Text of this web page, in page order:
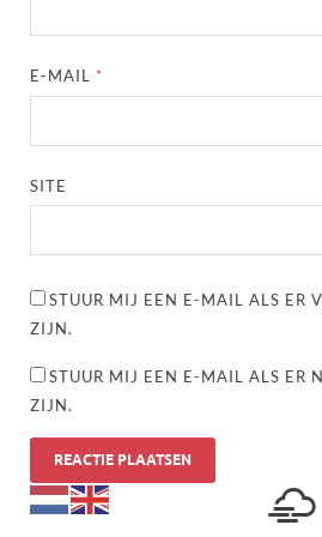
E-MAIL *
SITE
STUUR MIJ EEN E-MAIL ALS ER
ZIJN.
STUUR MIJ EEN E-MAIL ALS ER
ZIJN.